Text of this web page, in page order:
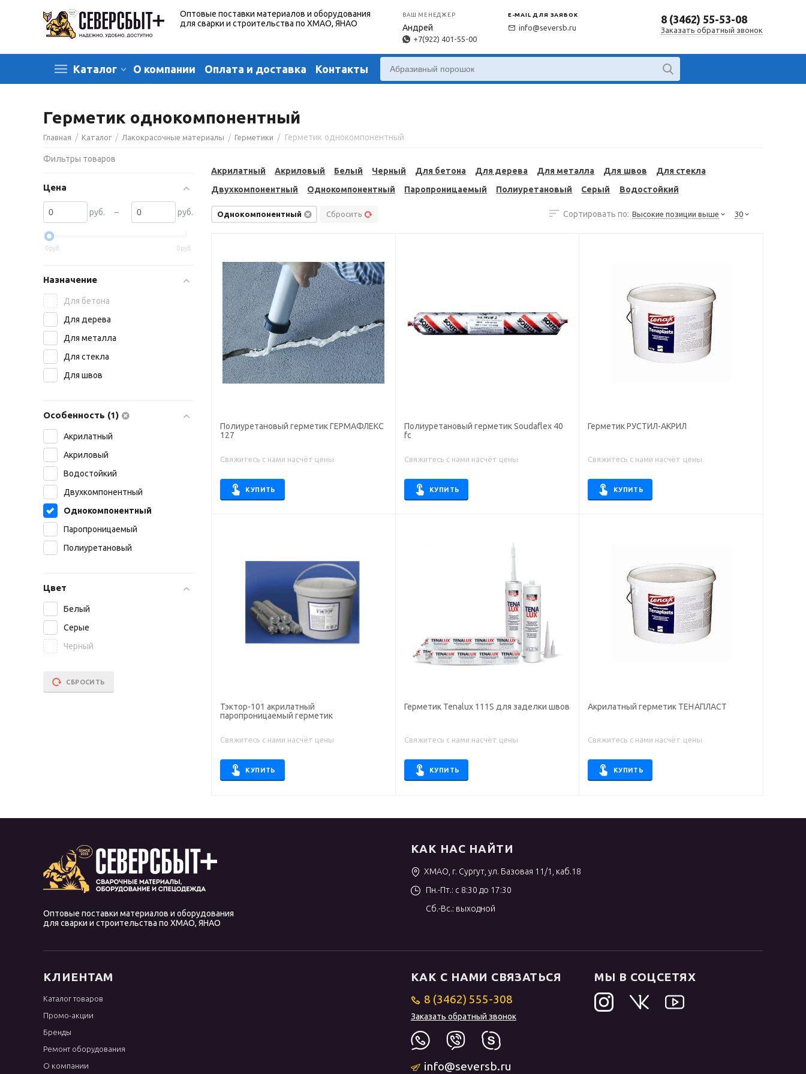
Оптовые поставки материалов и оборудования
для сварки и строительства по ХМАО, ЯНАО
ВАШ МЕНЕДЖЕР
Андрей
+7(922) 401-55-00
E-MAIL ДЛЯ ЗАЯВОК
info@seversb.ru
8 (3462) 55-53-08
Заказать обратный звонок
Каталог О компании Оплата и доставка Контакты
Герметик однокомпонентный
Главная / Каталог / Лакокрасочные материалы / Герметики / Герметик однокомпонентный
Акрилатный Акриловый Белый Черный Для бетона Для дерева Для металла Для швов
Для стекла
Двухкомпонентный
Однокомпонентный Паропроницаемый Полиуретановый Серый Водостойкий
Однокомпонентный Сбросить Сортировать по: Высокие позиции выше 30
Полиуретановый герметик ГЕРМАФЛЕКС
127
Свяжитесь с нами насчёт цены
КУПИТЬ
Полиуретановый герметик Soudaflex 40
fc
Свяжитесь с нами насчёт цены
КУПИТЬ
Герметик РУСТИЛ-АКРИЛ
Свяжитесь с нами насчёт цены
КУПИТЬ
Тэктор-101 акрилатный
паропроницаемый герметик
Свяжитесь с нами насчёт цены
КУПИТЬ
Герметик Tenalux 111S для заделки швов
Свяжитесь с нами насчёт цены
КУПИТЬ
Акрилатный герметик ТЕНАПЛАСТ
Свяжитесь с нами насчёт цены
КУПИТЬ
Фильтры товаров
Цена
руб. – руб.
0руб. 0руб.
Назначение
Для бетона
Для дерева
Для металла
Для стекла
Для швов
Особенность (1)
Акрилатный
Акриловый
Водостойкий
Двухкомпонентный
Однокомпонентный
Паропроницаемый
Полиуретановый
Цвет
Белый
Серые
Черный
СБРОСИТЬ
Оптовые поставки материалов и оборудования
для сварки и строительства по ХМАО, ЯНАО
КАК НАС НАЙТИ
ХМАО, г. Сургут, ул. Базовая 11/1, каб.18
Пн.-Пт.: с 8:30 до 17:30
Сб.-Вс.: выходной
КЛИЕНТАМ
Каталог товаров
Промо-акции
Бренды
Ремонт оборудования
О компании
КАК С НАМИ СВЯЗАТЬСЯ
8 (3462) 555-308
Заказать обратный звонок
info@seversb.ru
МЫ В СОЦСЕТЯХ